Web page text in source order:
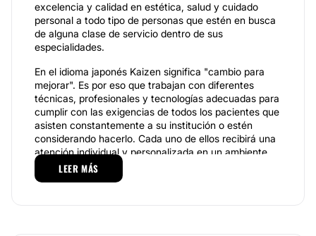
excelencia y calidad en estética, salud y cuidado
personal a todo tipo de personas que estén en busca
de alguna clase de servicio dentro de sus
especialidades.
En el idioma japonés Kaizen significa "cambio para
mejorar". Es por eso que trabajan con diferentes
técnicas, profesionales y tecnologías adecuadas para
cumplir con las exigencias de todos los pacientes que
asisten constantemente a su institución o estén
considerando hacerlo. Cada uno de ellos recibirá una
atención individual y personalizada en un ambiente
cálido y agradable.
LEER MÁS